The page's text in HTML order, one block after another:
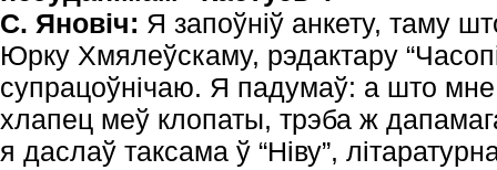
С. Яновіч: Я запоўніў анкету, таму
Юрку Хмялеўскаму, рэдактару
супрацоўнічаю. Я падумаў: а што мне
хлапец меў клопаты, трэба ж
я даслаў таксама ў “Ніву”,